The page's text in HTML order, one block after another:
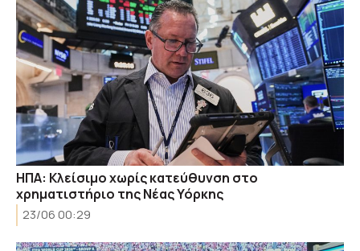
ΗΠΑ: Κλείσιμο χωρίς κατεύθυνση στο
χρηματιστήριο της Νέας Υόρκης
23/06 00:29